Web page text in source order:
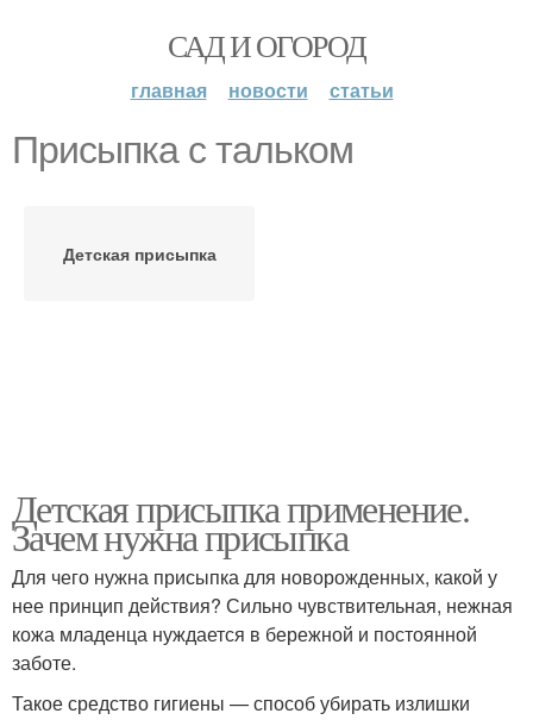
САД И ОГОРОД
главная новости статьи
Присыпка с тальком
Детская присыпка
Детская присыпка применение.
Зачем нужна присыпка
Для чего нужна присыпка для новорожденных, какой у
нее принцип действия? Сильно чувствительная, нежная
кожа младенца нуждается в бережной и постоянной
заботе.
Такое средство гигиены — способ убирать излишки